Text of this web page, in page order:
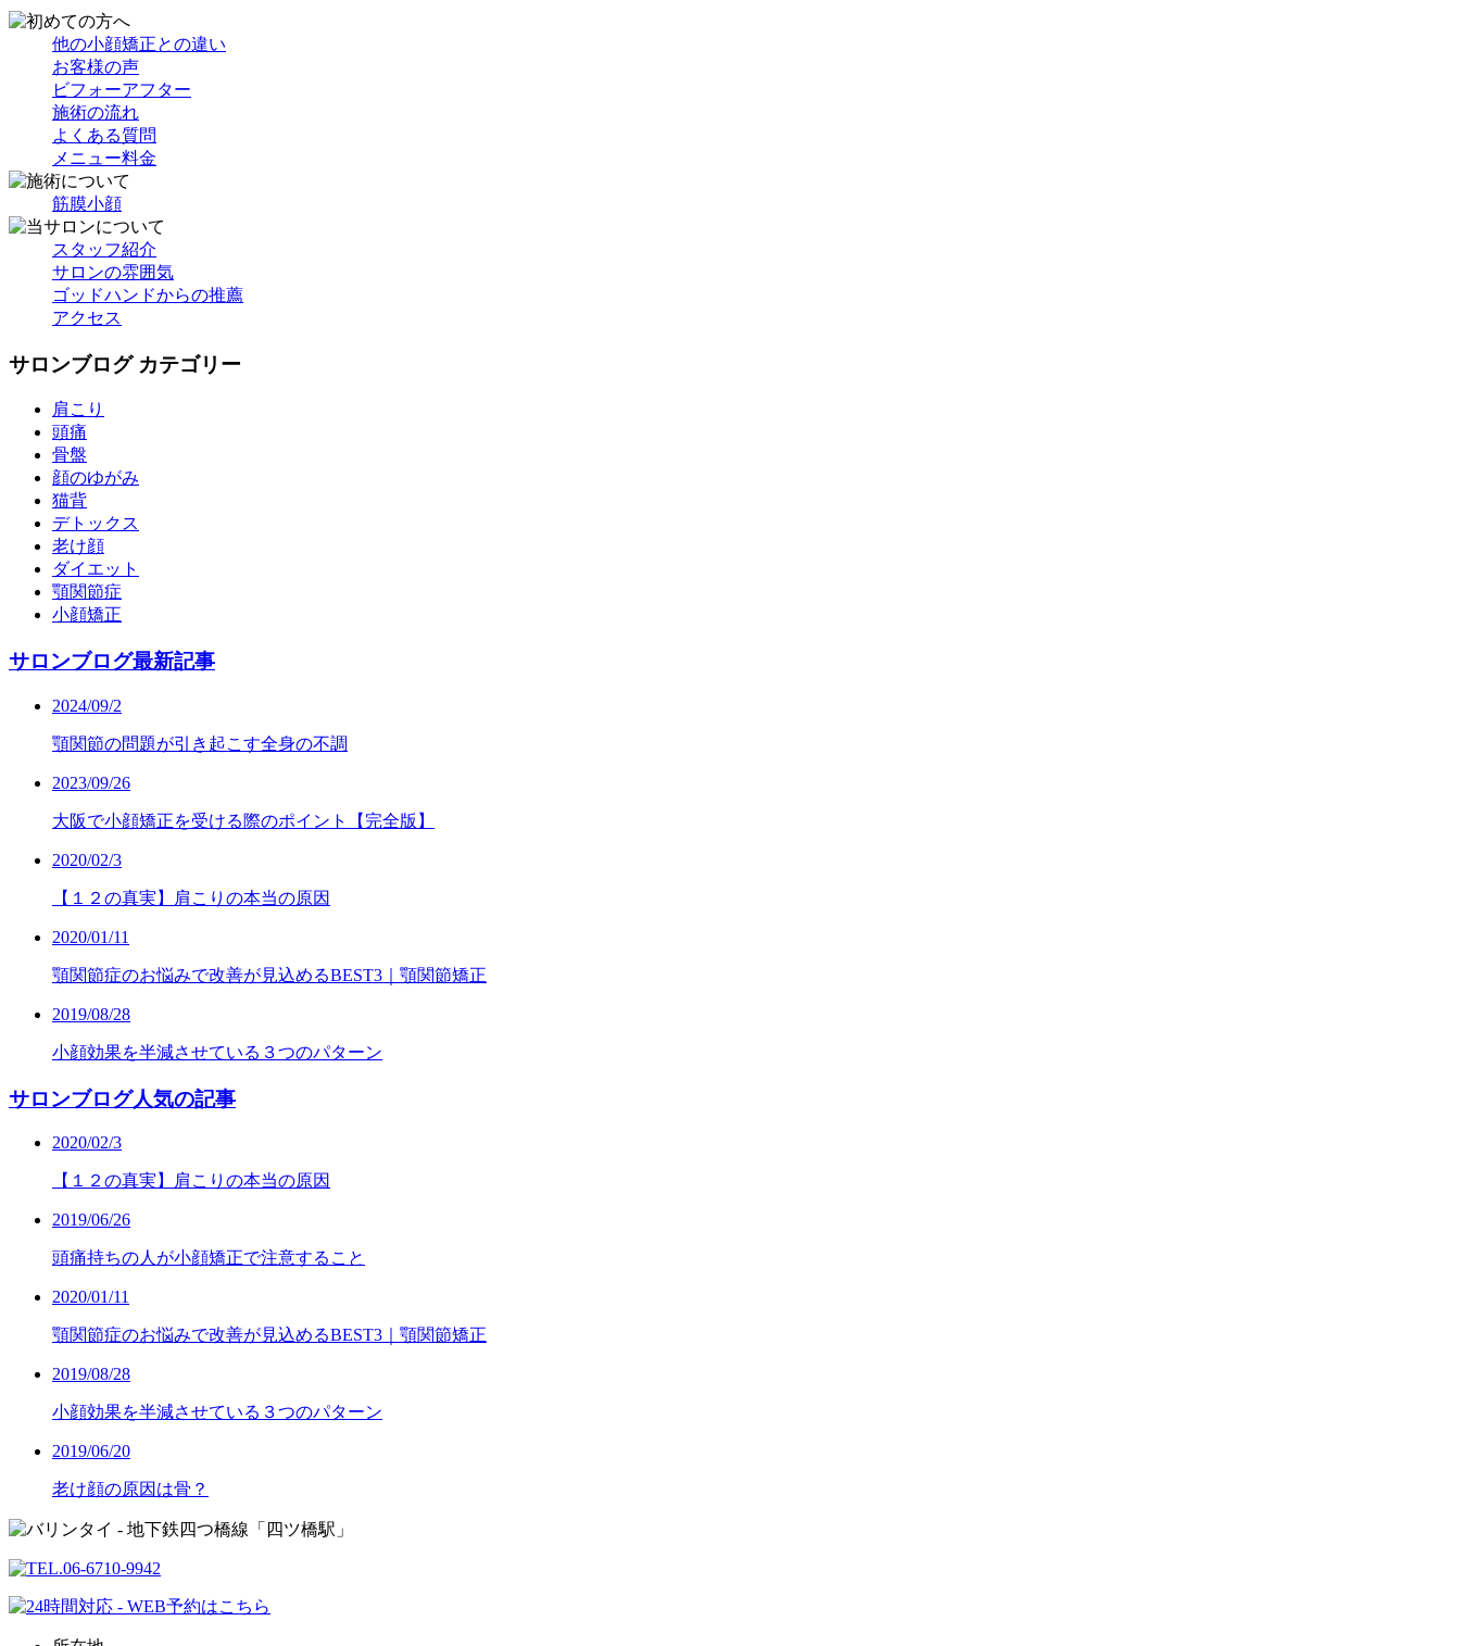
他の小顔矯正との違い
お客様の声
ビフォーアフター
施術の流れ
よくある質問
メニュー料金
筋膜小顔
スタッフ紹介
サロンの雰囲気
ゴッドハンドからの推薦
アクセス
サロンブログ カテゴリー
肩こり
頭痛
骨盤
顔のゆがみ
猫背
デトックス
老け顔
ダイエット
顎関節症
小顔矯正
サロンブログ最新記事
2024/09/2
顎関節の問題が引き起こす全身の不調
2023/09/26
大阪で小顔矯正を受ける際のポイント【完全版】
2020/02/3
【１２の真実】肩こりの本当の原因
2020/01/11
顎関節症のお悩みで改善が見込めるBEST3｜顎関節矯正
2019/08/28
小顔効果を半減させている３つのパターン
サロンブログ人気の記事
2020/02/3
【１２の真実】肩こりの本当の原因
2019/06/26
頭痛持ちの人が小顔矯正で注意すること
2020/01/11
顎関節症のお悩みで改善が見込めるBEST3｜顎関節矯正
2019/08/28
小顔効果を半減させている３つのパターン
2019/06/20
老け顔の原因は骨？